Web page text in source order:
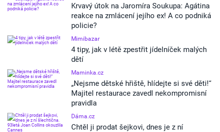
Krvavý útok na Jaromíra Soukupa: Agátina
reakce na zmlácení jejího ex! A co podniká
policie?
Mimibazar
4 tipy, jak v létě zpestřit jídelníček malých
dětí
Maminka.cz
„Nejsme dětské hřiště, hlídejte si své děti!“
Majitel restaurace zavedl nekompromisní
pravidla
Dáma.cz
Chtěl ji prodat šejkovi, dnes je z ní